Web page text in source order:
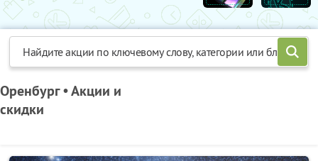
Оренбург • Акции и
скидки